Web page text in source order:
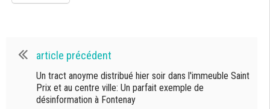
article précédent
Un tract anoyme distribué hier soir dans l'immeuble Saint
Prix et au centre ville: Un parfait exemple de
désinformation à Fontenay